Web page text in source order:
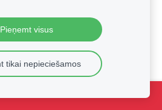
Pieņemt visus
tikai nepieciešamos